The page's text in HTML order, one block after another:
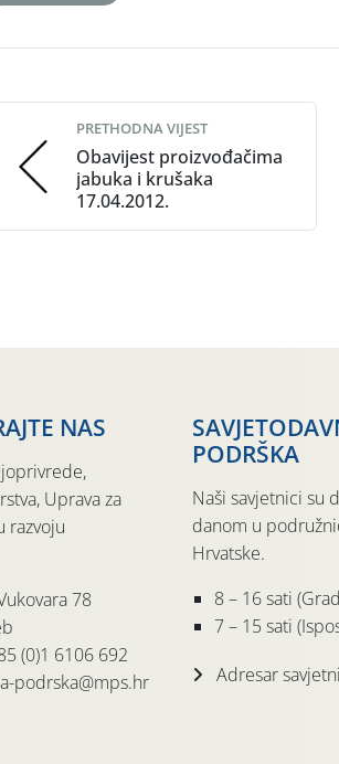
PRETHODNA VIJEST
Obavijest proizvođačima
jabuka i krušaka
17.04.2012.
NAS
Uprava za
razvoju
78
(0)1 6106 692
podrska@mps.hr
PODRŠKA
Naši savjetnici su
danom u
Hrvatske.
8 – 16 sati
7 – 15 sati
Adresar